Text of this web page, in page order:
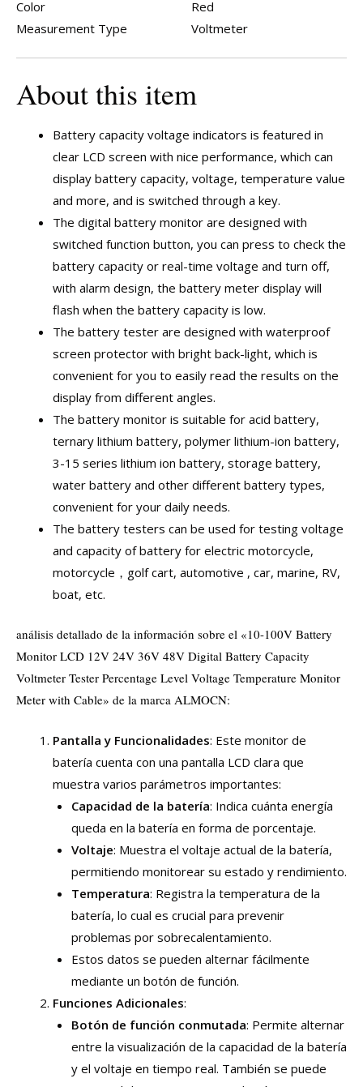
Color
Red
Measurement Type
Voltmeter
About this item
Battery capacity voltage indicators is featured in
clear LCD screen with nice performance, which can
display battery capacity, voltage, temperature value
and more, and is switched through a key.
The digital battery monitor are designed with
switched function button, you can press to check the
battery capacity or real-time voltage and turn off,
with alarm design, the battery meter display will
flash when the battery capacity is low.
The battery tester are designed with waterproof
screen protector with bright back-light, which is
convenient for you to easily read the results on the
display from different angles.
The battery monitor is suitable for acid battery,
ternary lithium battery, polymer lithium-ion battery,
3-15 series lithium ion battery, storage battery,
water battery and other different battery types,
convenient for your daily needs.
The battery testers can be used for testing voltage
and capacity of battery for electric motorcycle,
motorcycle，golf cart, automotive , car, marine, RV,
boat, etc.
análisis detallado de la información sobre el «10-100V Battery
Monitor LCD 12V 24V 36V 48V Digital Battery Capacity
Voltmeter Tester Percentage Level Voltage Temperature Monitor
Meter with Cable» de la marca ALMOCN:
Pantalla y Funcionalidades: Este monitor de
batería cuenta con una pantalla LCD clara que
muestra varios parámetros importantes:
Capacidad de la batería: Indica cuánta energía
queda en la batería en forma de porcentaje.
Voltaje: Muestra el voltaje actual de la batería,
permitiendo monitorear su estado y rendimiento.
Temperatura: Registra la temperatura de la
batería, lo cual es crucial para prevenir
problemas por sobrecalentamiento.
Estos datos se pueden alternar fácilmente
mediante un botón de función.
Funciones Adicionales:
Botón de función conmutada: Permite alternar
entre la visualización de la capacidad de la batería
y el voltaje en tiempo real. También se puede